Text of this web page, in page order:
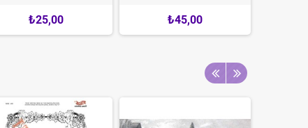
₺25,00 ₺45,00